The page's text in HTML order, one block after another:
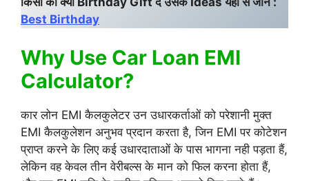
Best Birthday
Why Use Car Loan EMI
Calculator?
कार लोन EMI कैलकुलेटर उन उधारकर्ताओं को परेशानी मुक्त
EMI कैलकुलेशन अनुभव प्रदान करता है, जिन EMI पर कोटेशन
प्राप्त करने के लिए कई उधारदाताओं के पास भागना नही पड़ता हैं,
लेकिन वह केवल तीन वेरीबल्स के मान को फिल करना होता हैं,